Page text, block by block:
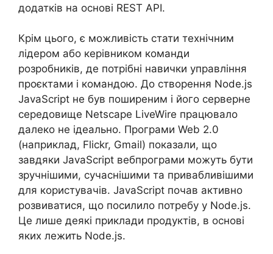
додатків на основі REST API.
Крім цього, є можливість стати технічним
лідером або керівником команди
розробників, де потрібні навички управління
проєктами і командою. До створення Node.js
JavaScript не був поширеним і його серверне
середовище Netscape LiveWire працювало
далеко не ідеально. Програми Web 2.0
(наприклад, Flickr, Gmail) показали, що
завдяки JavaScript вебпрограми можуть бути
зручнішими, сучаснішими та привабливішими
для користувачів. JavaScript почав активно
розвиватися, що посилило потребу у Node.js.
Це лише деякі приклади продуктів, в основі
яких лежить Node.js.